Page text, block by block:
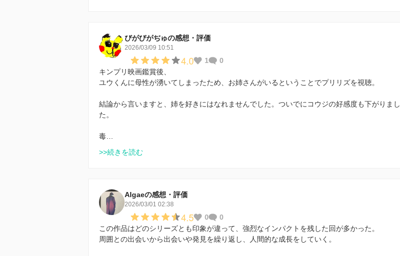
びがびがぢゅの感想・評価
2026/03/09 10:51
4.0 1
0
キンプリ映画鑑賞後、
ユウくんに母性が湧いてしまったため、お姉さんがいるということでプリリズを視聴。
結論から言いますと、姉を好きにはなれませんでした。ついでにコウジの好感度も下がりまし
た。
毒…
>>続きを読む
Algaeの感想・評価
2026/03/01 02:38
4.5 0
0
この作品はどのシリーズとも印象が違って、強烈なインパクトを残した回が多かった。
周囲との出会いから出会いや発見を繰り返し、人間的な成長をしていく。